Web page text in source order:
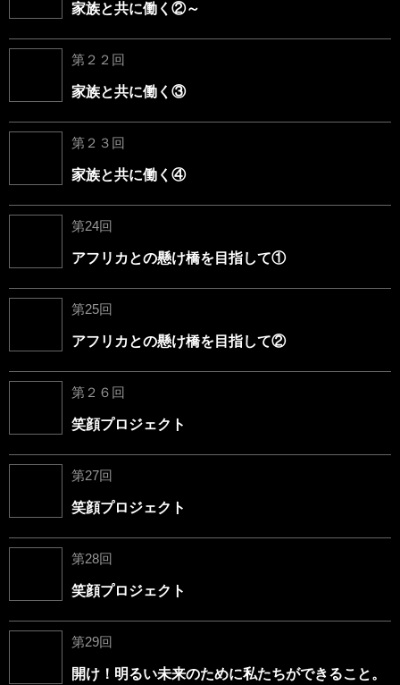
家族と共に働く②～
第２２回
家族と共に働く③
第２３回
家族と共に働く④
第24回
アフリカとの懸け橋を目指して①
第25回
アフリカとの懸け橋を目指して②
第２６回
笑顔プロジェクト
第27回
笑顔プロジェクト
第28回
笑顔プロジェクト
第29回
開け！明るい未来のために私たちができること。